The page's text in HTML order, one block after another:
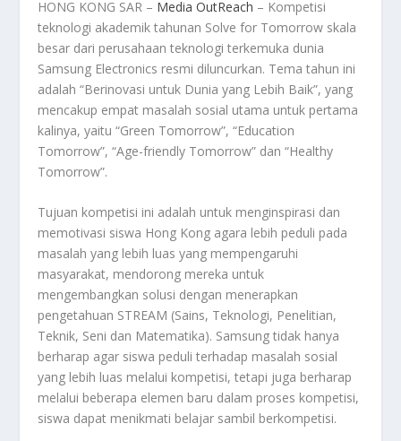
HONG KONG SAR – Media OutReach – Kompetisi
teknologi akademik tahunan Solve for Tomorrow skala
besar dari perusahaan teknologi terkemuka dunia
Samsung Electronics resmi diluncurkan. Tema tahun ini
adalah “Berinovasi untuk Dunia yang Lebih Baik”, yang
mencakup empat masalah sosial utama untuk pertama
kalinya, yaitu “Green Tomorrow”, “Education
Tomorrow”, “Age-friendly Tomorrow” dan “Healthy
Tomorrow”.
Tujuan kompetisi ini adalah untuk menginspirasi dan
memotivasi siswa Hong Kong agara lebih peduli pada
masalah yang lebih luas yang mempengaruhi
masyarakat, mendorong mereka untuk
mengembangkan solusi dengan menerapkan
pengetahuan STREAM (Sains, Teknologi, Penelitian,
Teknik, Seni dan Matematika). Samsung tidak hanya
berharap agar siswa peduli terhadap masalah sosial
yang lebih luas melalui kompetisi, tetapi juga berharap
melalui beberapa elemen baru dalam proses kompetisi,
siswa dapat menikmati belajar sambil berkompetisi.